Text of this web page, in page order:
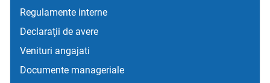
Regulamente interne
Declaraţii de avere
Venituri angajati
Documente manageriale